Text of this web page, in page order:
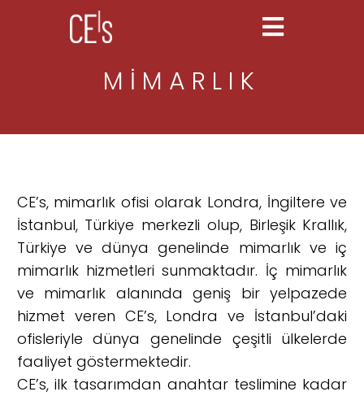
MİMARLIK
CE’s, mimarlık ofisi olarak Londra, İngiltere ve
İstanbul, Türkiye merkezli olup, Birleşik Krallık,
Türkiye ve dünya genelinde mimarlık ve iç
mimarlık hizmetleri sunmaktadır. İç mimarlık
ve mimarlık alanında geniş bir yelpazede
hizmet veren CE’s, Londra ve İstanbul’daki
ofisleriyle dünya genelinde çeşitli ülkelerde
faaliyet göstermektedir.
CE’s, ilk tasarımdan anahtar teslimine kadar